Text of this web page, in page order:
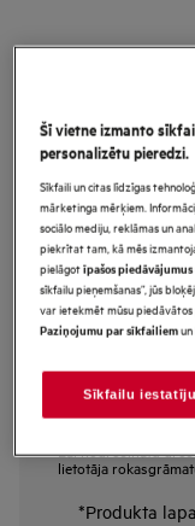
TB6SM261FB
krāsns
Priekšrocības
6000. sērijas mikroviļņu
6000.sērijas mikroviļņu
Skārienpoga ērtai durvju
Drošības
Lai nodrošinātu
lietotāja
*Produkta
Šī vietne izmanto
personalizētu pieredzi.
Sīkfaili un citas līdzīgas
mārketinga mērķiem.
sociālo mediju, reklāmas un
piekrītat tam, kā mēs
pielāgotīpašos piedāvājumus
sīkfailu pieņemšanas”, jūs
var ietekmēt mūsu
Paziņojumu par sīkfailiemun
Sīkfailu